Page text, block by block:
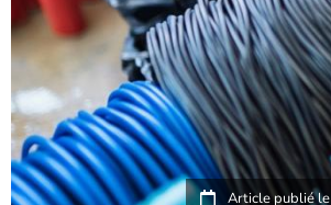
Article publié le